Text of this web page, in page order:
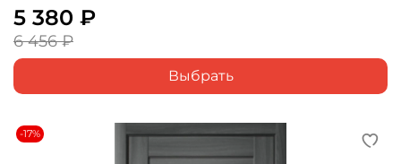
5 380 ₽
6 456 ₽
Выбрать
-17%